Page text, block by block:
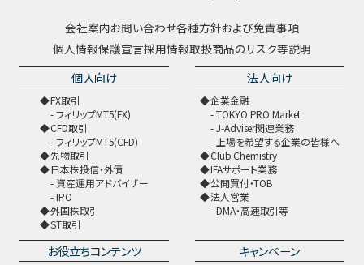
会社案内お問い合わせ各種方針および免責事項
個人情報保護宣言採用情報取扱商品のリスク等説明
個人向け
FX取引
フィリップMT5(FX)
CFD取引
フィリップMT5(CFD)
先物取引
日本株投信・外債
資産運用アドバイザー
IPO
外国株取引
ST取引
法人向け
企業金融
TOKYO PRO Market
J-Adviser関連業務
上場を希望する企業の皆様へ
Club Chemistry
IFAサポート業務
公開買付・TOB
法人営業
DMA・高速取引等
お役立ちコンテンツ キャンペーン